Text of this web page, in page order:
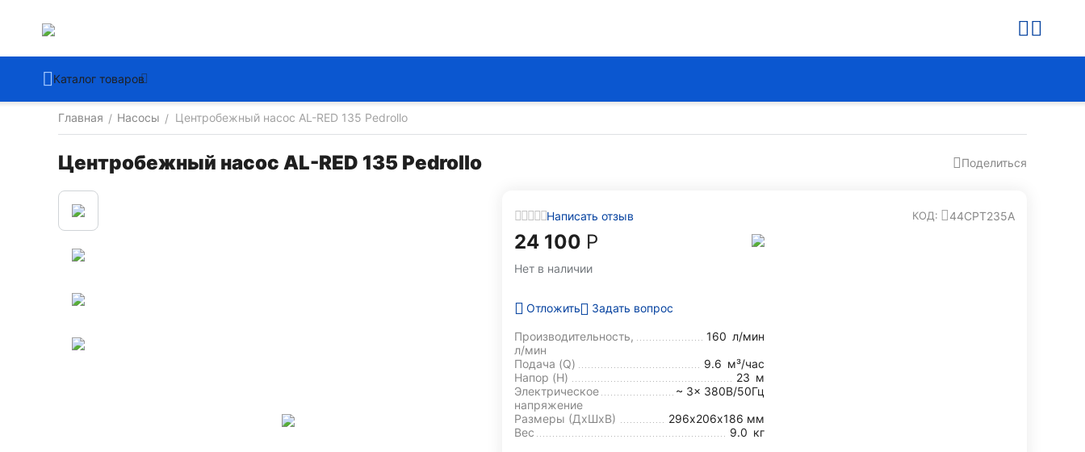
Каталог товаров
Главная / Насосы / Центробежный насос AL-RED 135 Pedrollo
Центробежный насос AL-RED 135 Pedrollo Поделиться
Написать отзыв КОД: 44CPT235A
24 100 Р
Нет в наличии
Отложить Задать вопрос
Производительность,
л/мин
160 л/мин
Подача (Q)
9.6 м³/час
Напор (H)
23 м
Электрическое
напряжение
~ 3x 380В/50Гц
Размеры (ДхШxВ)
296х206х186 мм
Вес
9.0 кг